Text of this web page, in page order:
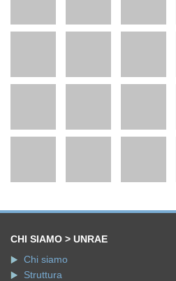
CHI SIAMO > UNRAE
Chi siamo
Struttura